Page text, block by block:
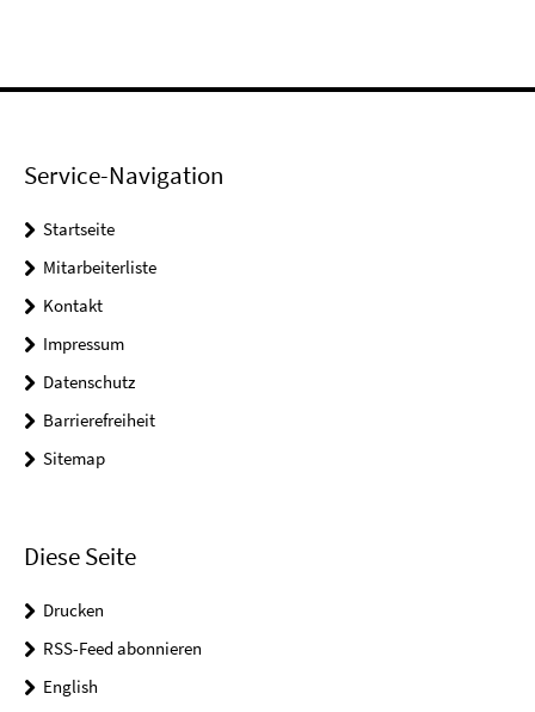
Service-Navigation
Startseite
Mitarbeiterliste
Kontakt
Impressum
Datenschutz
Barrierefreiheit
Sitemap
Diese Seite
Drucken
RSS-Feed abonnieren
English